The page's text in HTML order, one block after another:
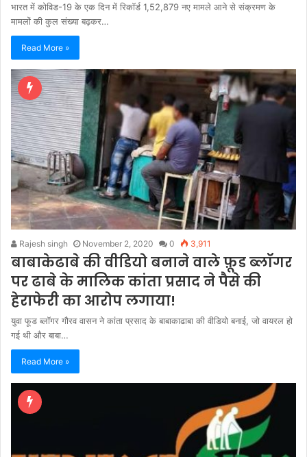
भारत में कोविड-19 के एक दिन में रिकॉर्ड 1,52,879 नए मामले आने से संक्रमण के
मामलों की कुल संख्या बढ़कर…
Read More »
Rajesh singh November 2, 2020 0 3,911
बाबाकेढाबे की वीडियो बनाने वाले फ़ूड ब्लॉगर
पर ढाबे के मालिक कांता प्रसाद ने पैसे की
हेराफेरी का आरोप लगाया!
युवा फूड ब्लॉगर गौरव वासन ने कांता प्रसाद के बाबाकाढाबा की वीडियो बनाई, जो वायरल हो
गई थी और बाबा…
Read More »